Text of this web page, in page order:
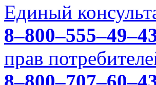
Единый
прав